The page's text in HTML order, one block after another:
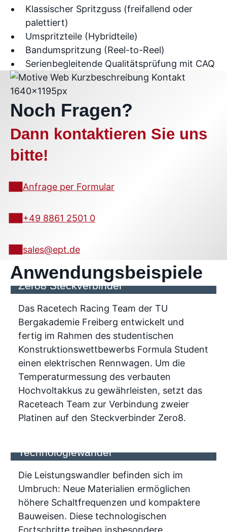
Klassischer Spritzguss (freifallend oder
palettiert)
Umspritzteile (Hybridteile)
Bandumspritzung (Reel-to-Reel)
Serienbegleitende Qualitätsprüfung mit CAQ
Noch Fragen?
Dann kontaktieren Sie uns
bitte!
Anfrage per Formular
+49 8861 2501 0
sales@ept.de
Anwendungsbeispiele
Elektrischer Rennwagen fährt mit
Zero8 Steckverbinder
Das Racetech Racing Team der TU
Bergakademie Freiberg entwickelt und
fertig im Rahmen des studentischen
Konstruktionswettbewerbs Formula Student
einen elektrischen Rennwagen. Um die
Temperaturmessung des verbauten
Hochvoltakkus zu gewährleisten, setzt das
Raceteach Team zur Verbindung zweier
Platinen auf den Steckverbinder Zero8.
Technologiewandel
Die Leistungswandler befinden sich im
Umbruch: Neue Materialien ermöglichen
höhere Schaltfrequenzen und kompaktere
Bauweisen. Diese technologischen
Fortschritte treiben insbesondere